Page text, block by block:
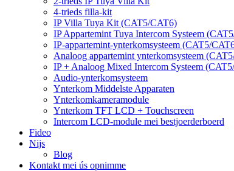
4-trieds filla-kit
IP Villa Tuya Kit (CAT5/CAT6)
IP Appartemint Tuya Intercom Systeem
IP-appartemint-ynterkomsysteem (CAT5/
Analoog appartemint ynterkomsysteem
IP + Analoog Mixed Intercom Systeem
Audio-ynterkomsysteem
Ynterkom Middelste Apparaten
Ynterkomkameramodule
Ynterkom TFT LCD + Touchscreen
Intercom LCD-module mei bestjoerderboerd
Fideo
Nijs
Blog
Kontakt mei ús opnimme